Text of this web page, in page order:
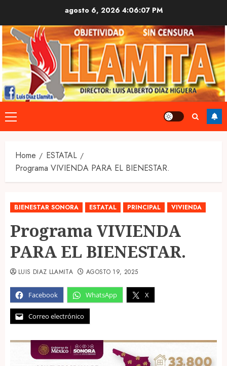
content
agosto 6, 2026 4:06:08 PM
Primary
Menu
Home
ESTATAL
Programa VIVIENDA PARA EL BIENESTAR.
BIENESTAR SONORA ESTATAL PRINCIPAL VIVIENDA
Programa VIVIENDA
PARA EL BIENESTAR.
Facebook WhatsApp X
Correo electrónico
LUIS DIAZ LLAMITA AGOSTO 19, 2025